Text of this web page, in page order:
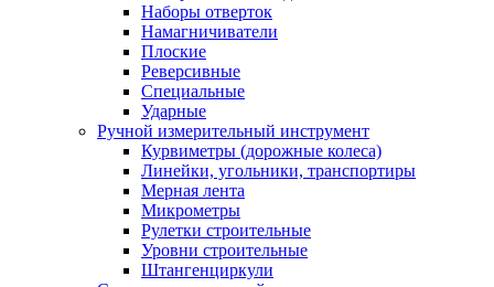
Наборы отверток
Намагничиватели
Плоские
Реверсивные
Специальные
Ударные
Ручной измерительный инструмент
Курвиметры (дорожные колеса)
Линейки, угольники, транспортиры
Мерная лента
Микрометры
Рулетки строительные
Уровни строительные
Штангенциркули